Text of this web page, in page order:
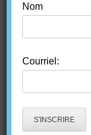
Nom
Courriel: